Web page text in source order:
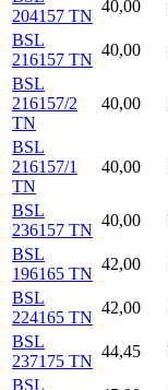
204157 TN
40,00
BSL
216157 TN
40,00
BSL
216157/2
TN
40,00
BSL
216157/1
TN
40,00
BSL
236157 TN
40,00
BSL
196165 TN
42,00
BSL
224165 TN
42,00
BSL
237175 TN
44,45
BSL